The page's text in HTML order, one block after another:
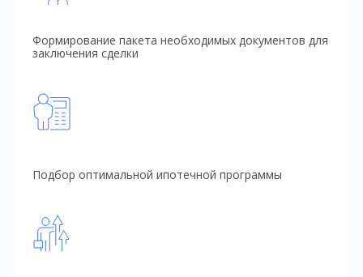
Формирование пакета необходимых документов для
заключения сделки
Подбор оптимальной ипотечной программы